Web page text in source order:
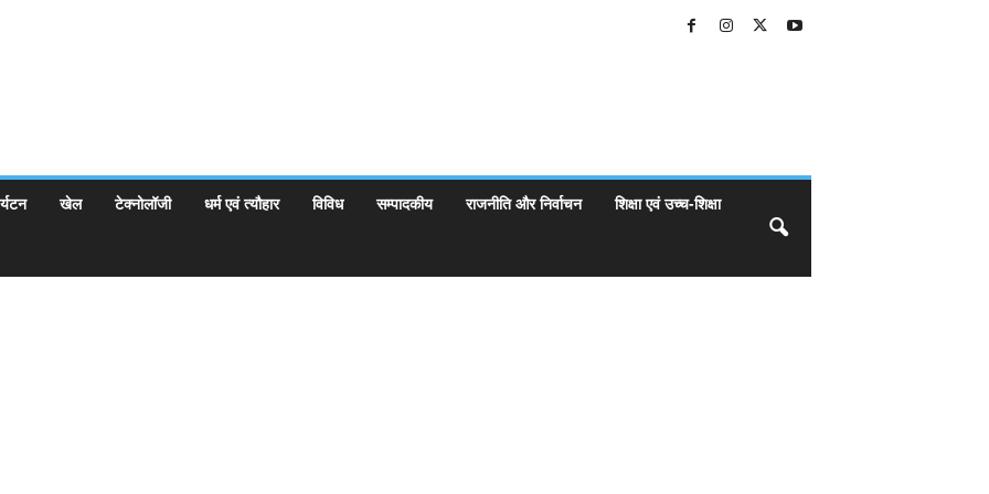
खेल टेक्नोलॉजी धर्म एवं त्यौहार विविध सम्पादकीय राजनीति और निर्वाचन शिक्षा एवं उच्च-शिक्षा